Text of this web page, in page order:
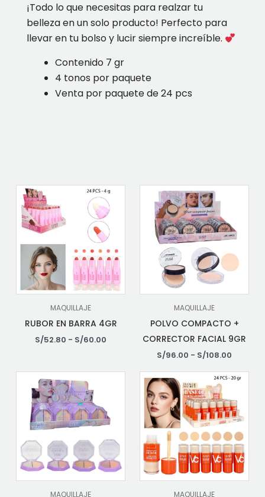
¡Todo lo que necesitas para realzar tu
belleza en un solo producto! Perfecto para
llevar en tu bolso y lucir siempre increíble.
Contenido 7 gr
4 tonos por paquete
Venta por paquete de 24 pcs
MAQUILLAJE
RUBOR EN BARRA 4GR
S/52.80 - S/60.00
MAQUILLAJE
POLVO COMPACTO +
CORRECTOR FACIAL 9GR
S/96.00 - S/108.00
MAQUILLAJE MAQUILLAJE